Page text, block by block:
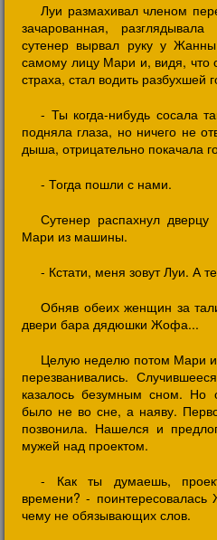
Луи размахивал членом
зачарованная,
сутенер вырвал руку у
самому лицу Мари и, видя, что
страха, стал водить разбухшей
- Ты когда-нибудь сосала
подняла глаза, но ничего не
дыша, отрицательно покачала
- Тогда пошли с нами.
Сутенер распахнул
Мари из машины.
- Кстати, меня зовут Луи. А
Обняв обеих женщин за
двери бара дядюшки Жофа...
Целую неделю потом Мари
перезванивались.
казалось безумным сном. Но
было не во сне, а наяву.
позвонила. Нашелся и
мужей над проектом.
- Как ты думаешь,
времени? -
чему не обязывающих слов.